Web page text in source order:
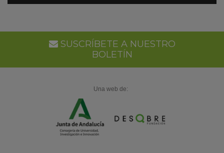
en
SUSCRÍBETE A NUESTRO
BOLETÍN
Una web de: